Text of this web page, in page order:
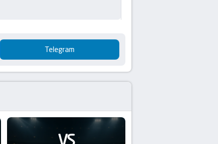
Telegram